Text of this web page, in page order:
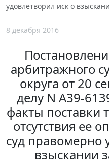
удовлетворил иск о
8 декабря 2016
арбитражного
округа от 20
делу N А39-
факты поставки
отсутствия ее
суд правомерно
взыскании